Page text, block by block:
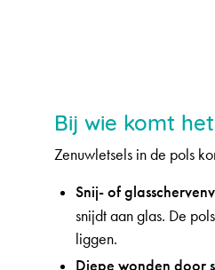
Bij wie komt
Zenuwletsels in de pols
Snij- of
snijdt aan glas. De
liggen.
Diepe wonden door